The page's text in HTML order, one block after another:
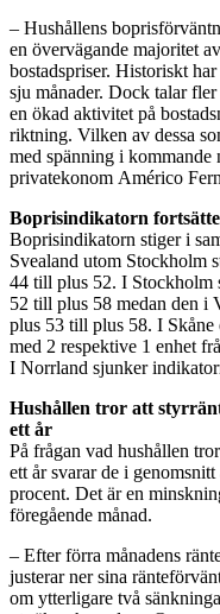
– Hushållens
en övervägande majoritet
bostadspriser. Historiskt
sju månader. Dock talar
en ökad aktivitet på
riktning. Vilken av dessa
med spänning i kommande
privatekonom Américo
Boprisindikatorn
Boprisindikatorn stiger i
Svealand utom Stockholm
44 till plus 52. I Stockholm
52 till plus 58 medan den i
plus 53 till plus 58. I
med 2 respektive 1 enhet
I Norrland sjunker
Hushållen tror att
ett år
På frågan vad hushållen
ett år svarar de i
procent. Det är en
föregående månad.
– Efter förra månadens
justerar ner sina
om ytterligare två